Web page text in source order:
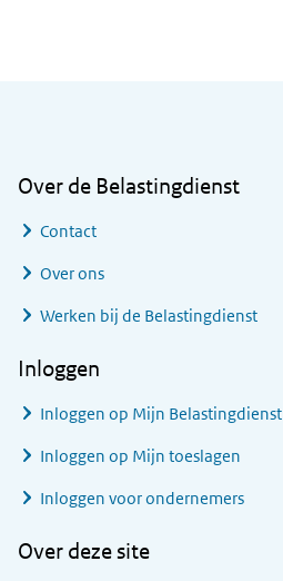
Over de Belastingdienst
Contact
Over ons
Werken bij de Belastingdienst
Inloggen
Inloggen op Mijn Belastingdienst
Inloggen op Mijn toeslagen
Inloggen voor ondernemers
Over deze site